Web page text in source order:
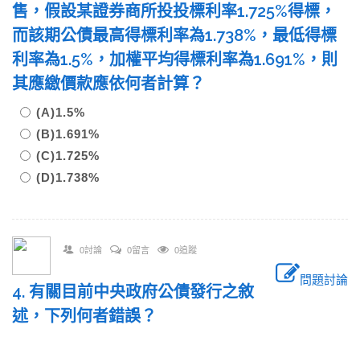
售，假設某證券商所投投標利率1.725%得標，
而該期公債最高得標利率為1.738%，最低得標
利率為1.5%，加權平均得標利率為1.691%，則
其應繳價款應依何者計算？
(A)1.5%
(B)1.691%
(C)1.725%
(D)1.738%
0討論 0留言 0追蹤
問題討論
4. 有關目前中央政府公債發行之敘
述，下列何者錯誤？